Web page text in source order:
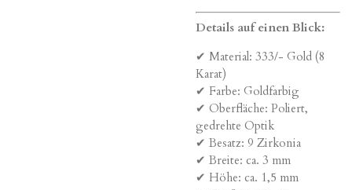
Details auf einen Blick:
✔ Material: 333/- Gold (8
Karat)
✔ Farbe: Goldfarbig
✔ Oberfläche: Poliert,
gedrehte Optik
✔ Besatz: 9 Zirkonia
✔ Breite: ca. 3 mm
✔ Höhe: ca. 1,5 mm